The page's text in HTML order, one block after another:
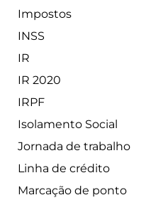
Impostos
INSS
IR
IR 2020
IRPF
Isolamento Social
Jornada de trabalho
Linha de crédito
Marcação de ponto